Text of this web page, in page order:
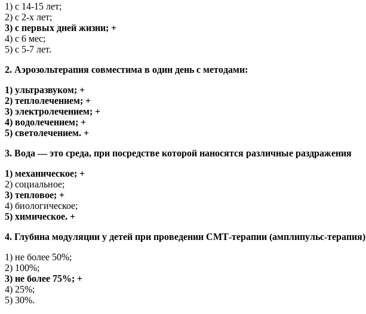
1) с 14-15 лет;
2) с 2-х лет;
3) с первых дней жизни; +
4) c 6 мес;
5) с 5-7 лет.
2. Аэрозольтерапия совместима в один день с методами:
1) ультразвуком; +
2) теплолечением; +
3) электролечением; +
4) водолечением; +
5) светолечением. +
3. Вода — это среда, при посредстве которой наносятся различные раздражения
1) механическое; +
2) социальное;
3) тепловое; +
4) биологическое;
5) химическое. +
4. Глубина модуляции у детей при проведении СМТ-терапии (амплипульс-терапия)
1) не более 50%;
2) 100%;
3) не более 75%; +
4) 25%;
5) 30%.